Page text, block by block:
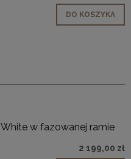
DO KOSZYKA
w fazowanej ramie
2 199,00 zł